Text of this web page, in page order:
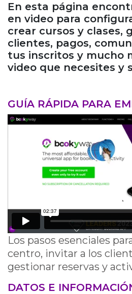
En esta página
en video para
crear cursos y clases,
clientes, pagos,
tus inscritos y mucho
video que necesites y
GUÍA RÁPIDA PARA
Los pasos esenciales
centro, invitar a los
gestionar reservas y
DATOS E